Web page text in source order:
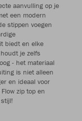
aanvulling op je
een modern
stippen voegen
biedt en elke
je zelfs
- het materiaal
is niet alleen
en ideaal voor
zip top en